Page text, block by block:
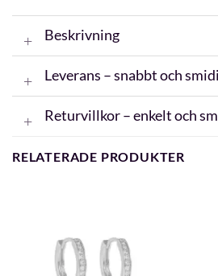
Beskrivning
Leverans – snabbt och
Returvillkor – enkelt och
RELATERADE PRODUKTER